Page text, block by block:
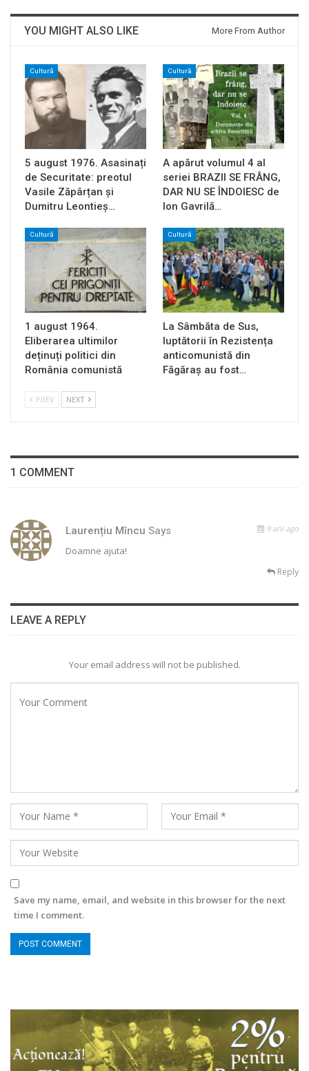
YOU MIGHT ALSO LIKE More From Author
Cultură
5 august 1976. Asasinați
de Securitate: preotul
Vasile Zăpârțan și
Dumitru Leontieș…
Cultură
A apărut volumul 4 al
seriei BRAZII SE FRÂNG,
DAR NU SE ÎNDOIESC de
Ion Gavrilă…
Cultură
1 august 1964.
Eliberarea ultimilor
deținuți politici din
România comunistă
Cultură
La Sâmbăta de Sus,
luptătorii în Rezistența
anticomunistă din
Făgăraș au fost…
PREV NEXT
1 COMMENT
Laurențiu Mîncu Says 9 ani ago
Doamne ajuta!
Reply
LEAVE A REPLY
Your email address will not be published.
Save my name, email, and website in this browser for the next
time I comment.